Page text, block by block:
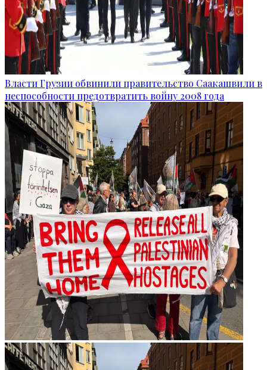
Власти Грузии обвинили правительство Саакашвили в
неспособности предотвратить войну 2008 года